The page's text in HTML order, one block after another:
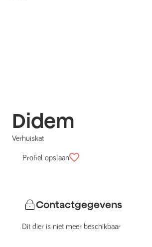
Didem
Verhuiskat
Profiel opslaan
Contactgegevens
Dit dier is niet meer beschikbaar